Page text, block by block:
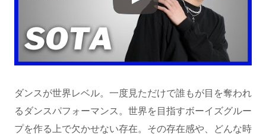
ダンスが世界レベル。一度見ただけで誰もが目を奪われ
るダンスパフォーマンス。世界を目指すボーイズグルー
プを作る上で欠かせない存在。その存在感や、どんな時